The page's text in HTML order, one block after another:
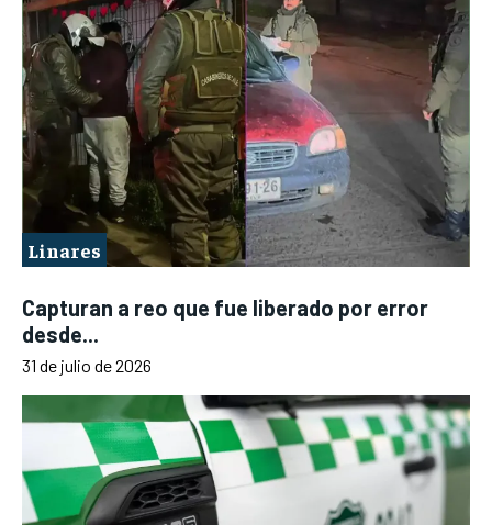
Linares
Capturan a reo que fue liberado por error
desde...
31 de julio de 2026